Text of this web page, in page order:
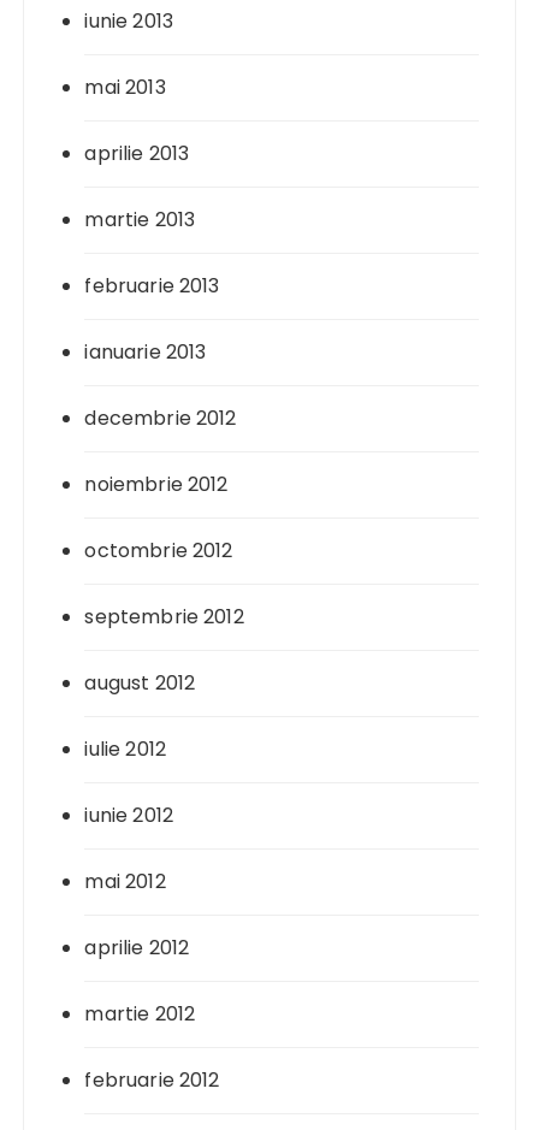
iunie 2013
mai 2013
aprilie 2013
martie 2013
februarie 2013
ianuarie 2013
decembrie 2012
noiembrie 2012
octombrie 2012
septembrie 2012
august 2012
iulie 2012
iunie 2012
mai 2012
aprilie 2012
martie 2012
februarie 2012